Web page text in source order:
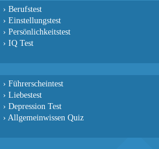
› Berufstest
› Einstellungstest
› Persönlichkeitstest
› IQ Test
› Führerscheintest
› Liebestest
› Depression Test
› Allgemeinwissen Quiz